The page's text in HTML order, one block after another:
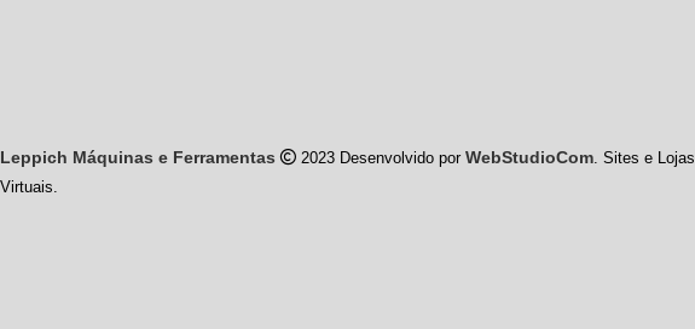
Leppich Máquinas e Ferramentas 2023 Desenvolvido por WebStudioCom. Sites e Lojas
Virtuais.